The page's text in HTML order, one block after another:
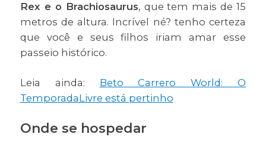
Rex e o Brachiosaurus, que tem mais de 15
metros de altura. Incrível né? tenho certeza
que você e seus filhos iriam amar esse
passeio histórico.
Leia ainda: Beto Carrero World: O
TemporadaLivre está pertinho
Onde se hospedar